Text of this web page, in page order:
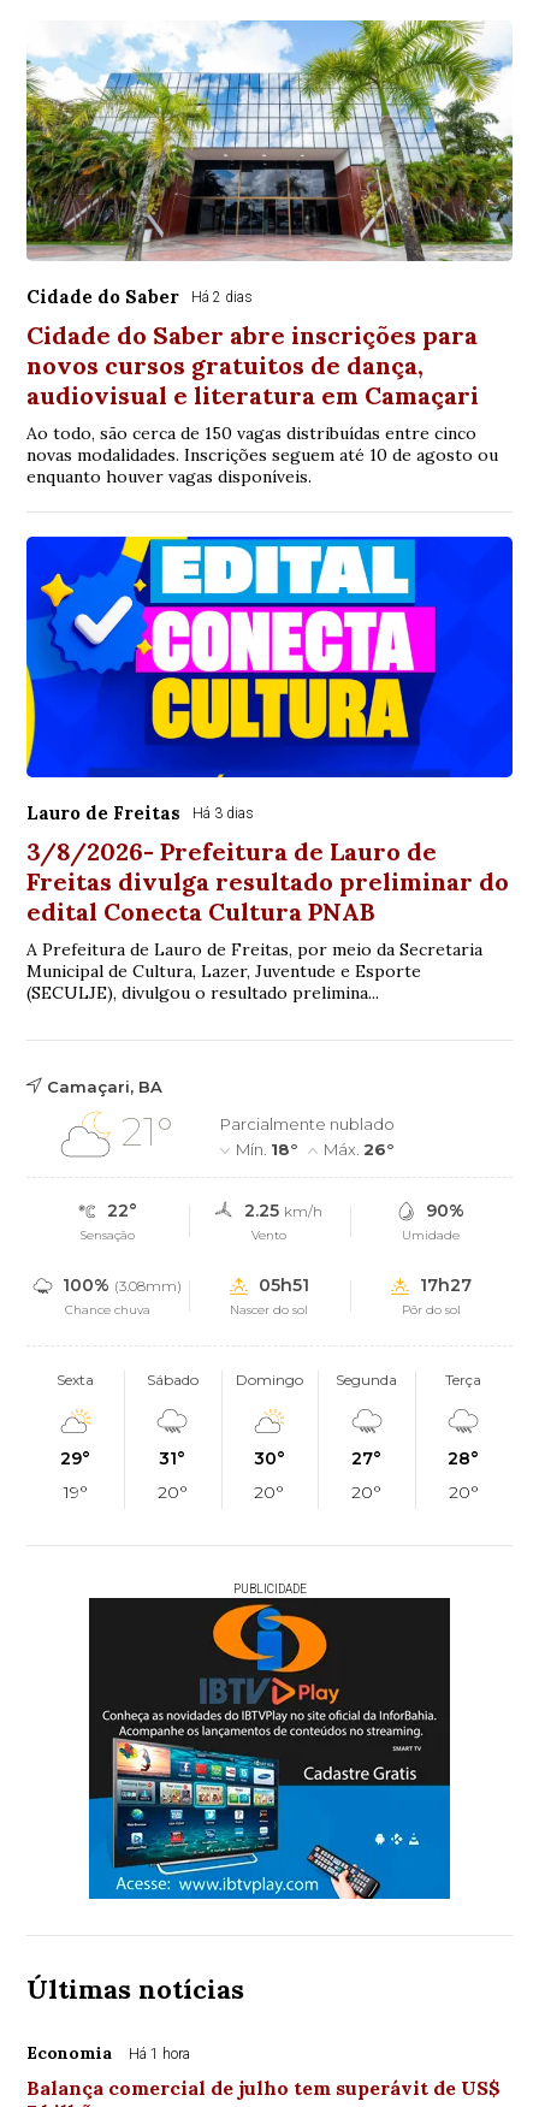
Cidade do Saber Há 2 dias
Cidade do Saber abre inscrições para
novos cursos gratuitos de dança,
audiovisual e literatura em Camaçari
Ao todo, são cerca de 150 vagas distribuídas entre cinco
novas modalidades. Inscrições seguem até 10 de agosto ou
enquanto houver vagas disponíveis.
Lauro de Freitas Há 3 dias
3/8/2026- Prefeitura de Lauro de
Freitas divulga resultado preliminar do
edital Conecta Cultura PNAB
A Prefeitura de Lauro de Freitas, por meio da Secretaria
Municipal de Cultura, Lazer, Juventude e Esporte
(SECULJE), divulgou o resultado prelimina...
Camaçari, BA
21°
Parcialmente nublado
Mín. 18° Máx.26°
22°
Sensação
2.25 km/h
Vento
90%
Umidade
100% (3.08mm)
Chance chuva
05h51
Nascer do sol
17h27
Pôr do sol
Sexta
29°
19°
Sábado
31°
20°
Domingo
30°
20°
Segunda
27°
20°
Terça
28°
20°
PUBLICIDADE
Últimas notícias
Economia Há 1 hora
Balança comercial de julho tem superávit de US$